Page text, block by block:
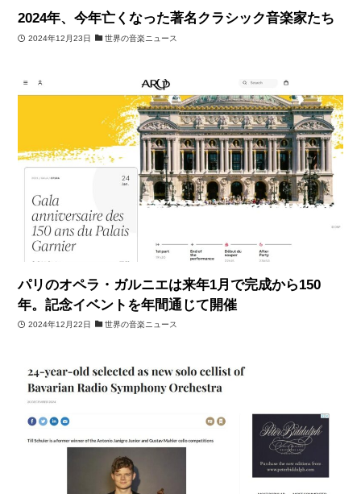
2024年、今年亡くなった著名クラシック音楽家たち
2024年12月23日 世界の音楽ニュース
パリのオペラ・ガルニエは来年1月で完成から150
年。記念イベントを年間通じて開催
2024年12月22日 世界の音楽ニュース